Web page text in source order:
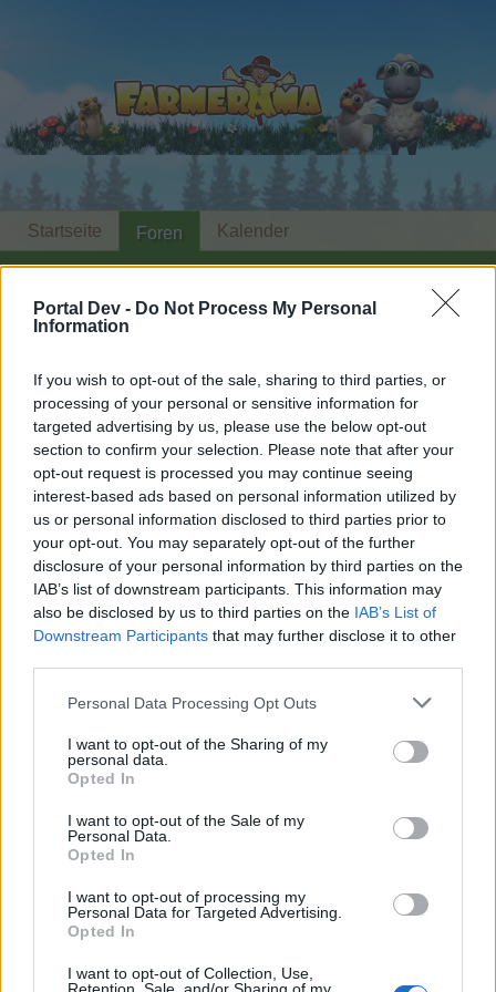
Portal Dev - Do Not Process My Personal
Information
If you wish to opt-out of the sale, sharing to third parties, or
processing of your personal or sensitive information for
targeted advertising by us, please use the below opt-out
section to confirm your selection. Please note that after your
opt-out request is processed you may continue seeing
interest-based ads based on personal information utilized by
us or personal information disclosed to third parties prior to
your opt-out. You may separately opt-out of the further
disclosure of your personal information by third parties on the
IAB’s list of downstream participants. This information may
also be disclosed by us to third parties on the IAB’s List of
Downstream Participants that may further disclose it to other
Personal Data Processing Opt Outs
I want to opt-out of the Sharing of my
personal data.
Opted In
I want to opt-out of the Sale of my
Personal Data.
Opted In
I want to opt-out of processing my
Personal Data for Targeted Advertising.
Opted In
I want to opt-out of Collection, Use,
Foren ...
gefällt
Liebe(r) Forum-Leser/in,
wenn Du in diesem Forum aktiv an den
Gesprächen teilnehmen oder eigene Themen
starten möchtest, musst Du Dich bitte zunächst
im Spiel einloggen. Falls Du noch keinen
Spielaccount besitzt, bitte registriere Dich neu.
Wir freuen uns auf Deinen nächsten Besuch in
unserem Forum!„Zum Spiel“
16 Juli 2026
lissy_kind
Lebende Forenlegende
Beiträge:
254.061 Zustimmungen: 665.014
Punkte für Erfolge:
6.000
crissicrissi
Lebende Forenlegende
Beiträge:
1 Mai 2026
Bela486
Lebende Forenlegende
Beiträge:
Nunuk
Startseite Foren
Letzte Beiträge
Kalender